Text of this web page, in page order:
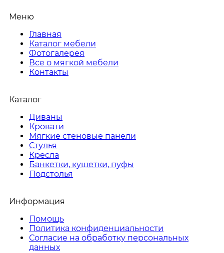
Меню
Главная
Каталог мебели
Фотогалерея
Все о мягкой мебели
Контакты
Каталог
Диваны
Кровати
Мягкие стеновые панели
Стулья
Кресла
Банкетки, кушетки, пуфы
Подстолья
Информация
Помощь
Политика конфиденциальности
Согласие на обработку персональных
данных